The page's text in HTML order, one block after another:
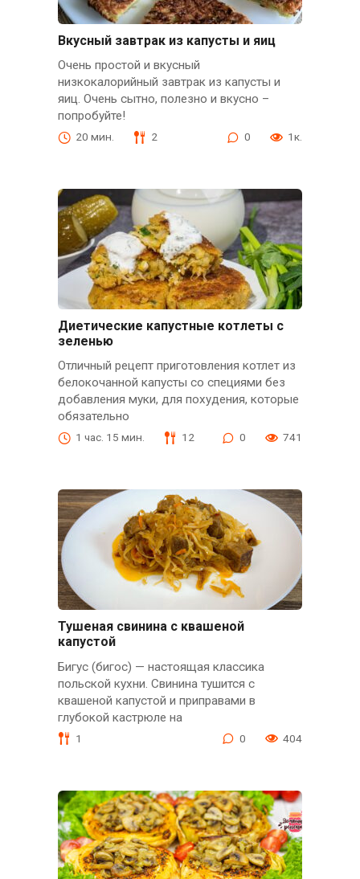
Вкусный завтрак из капусты и яиц
Очень простой и вкусный
низкокалорийный завтрак из капусты и
яиц. Очень сытно, полезно и вкусно –
попробуйте!
20 мин. 2 0 1к.
Диетические капустные котлеты с
зеленью
Отличный рецепт приготовления котлет из
белокочанной капусты со специями без
добавления муки, для похудения, которые
обязательно
1 час. 15 мин. 12 0 741
Тушеная свинина с квашеной
капустой
Бигус (бигос) — настоящая классика
польской кухни. Свинина тушится с
квашеной капустой и приправами в
глубокой кастрюле на
1 0 404